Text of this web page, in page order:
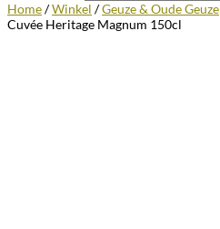
Home/Winkel /Geuze & Oude Geuze
Cuvée Heritage Magnum 150cl